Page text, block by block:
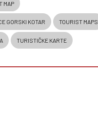
MAP
GORSKI KOTAR TOURIST MAPS
TURISTIČKE KARTE